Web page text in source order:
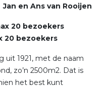
en Ans van Rooijen
20 bezoekers
20 bezoekers
uit 1921, met de naam
zo’n 2500m2. Dat is
het best kunt